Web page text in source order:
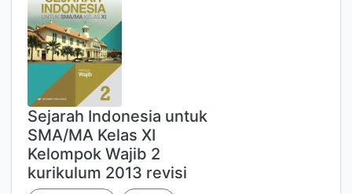
Sejarah Indonesia untuk
SMA/MA Kelas XI
Kelompok Wajib 2
kurikulum 2013 revisi